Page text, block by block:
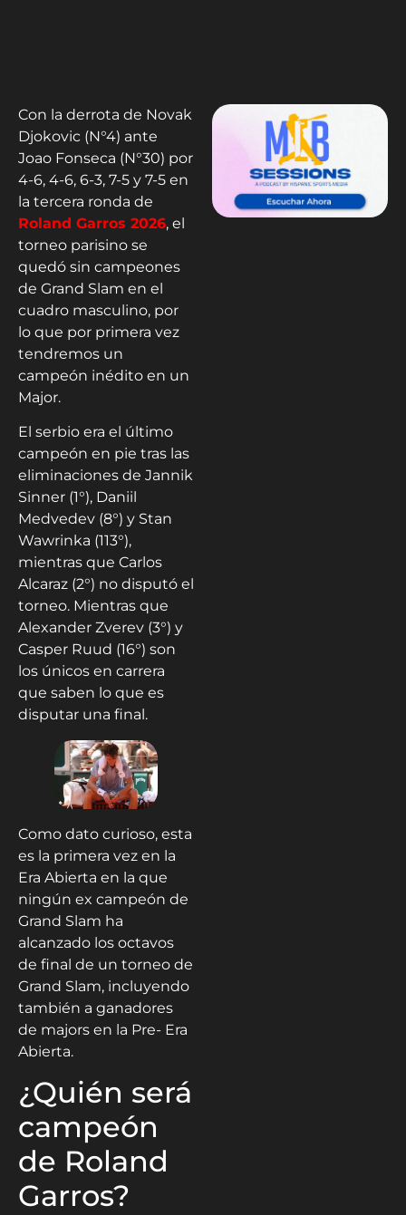
Con la derrota de Novak
Djokovic (N°4) ante
Joao Fonseca (N°30) por
4-6, 4-6, 6-3, 7-5 y 7-5 en
la tercera ronda de
Roland Garros 2026, el
torneo parisino se
quedó sin campeones
de Grand Slam en el
cuadro masculino, por
lo que por primera vez
tendremos un
campeón inédito en un
Major.
El serbio era el último
campeón en pie tras las
eliminaciones de Jannik
Sinner (1°), Daniil
Medvedev (8°) y Stan
Wawrinka (113°),
mientras que Carlos
Alcaraz (2°) no disputó el
torneo. Mientras que
Alexander Zverev (3°) y
Casper Ruud (16°) son
los únicos en carrera
que saben lo que es
disputar una final.
Como dato curioso, esta
es la primera vez en la
Era Abierta en la que
ningún ex campeón de
Grand Slam ha
alcanzado los octavos
de final de un torneo de
Grand Slam, incluyendo
también a ganadores
de majors en la Pre- Era
Abierta.
¿Quién será
campeón
de Roland
Garros?